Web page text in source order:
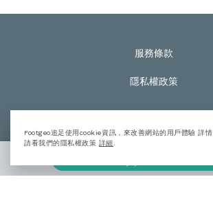
服務條款
隱私權政策
© Footgeo Copyright 2020
Footgeo追足使用cookie資訊，來改善網站的用戶體驗 詳情
請看我們的隱私權政策 詳細